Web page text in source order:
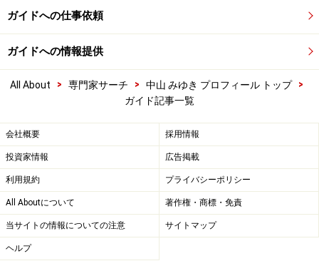
ガイドへの仕事依頼
ガイドへの情報提供
All About > 専門家サーチ > 中山 みゆき プロフィール トップ
>
ガイド記事一覧
会社概要 採用情報
投資家情報 広告掲載
利用規約 プライバシーポリシー
All Aboutについて 著作権・商標・免責
当サイトの情報についての注意 サイトマップ
ヘルプ